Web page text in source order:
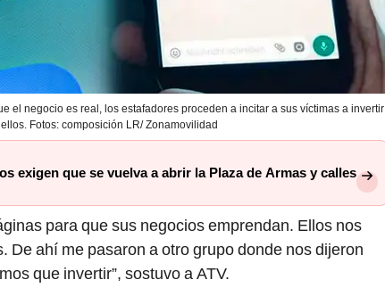
el negocio es real, los estafadores proceden a incitar a sus víctimas a invertir
Fotos: composición LR/ Zonamovilidad
exigen que se vuelva a abrir la Plaza de Armas y calles
para que sus negocios emprendan. Ellos nos
De ahí me pasaron a otro grupo donde nos dijeron
que invertir”, sostuvo a ATV.